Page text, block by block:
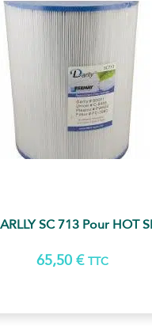
SC 713 Pour HOT
65,50 € TTC